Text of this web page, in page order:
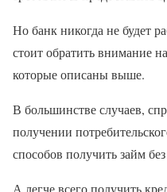
Но банк никогда не будет
стоит обратить внимание
которые описаны выше.
В большинстве случаев,
получении
способов получить займ